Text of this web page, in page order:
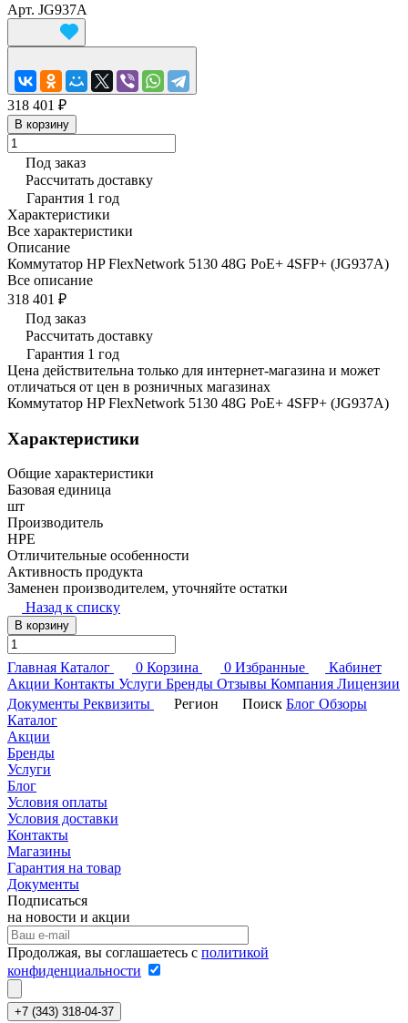
Арт. JG937A
318 401 ₽
В корзину
Под заказ
Рассчитать доставку
Гарантия 1 год
Характеристики
Все характеристики
Описание
Коммутатор HP FlexNetwork 5130 48G PoE+ 4SFP+ (JG937A)
Все описание
318 401 ₽
Под заказ
Рассчитать доставку
Гарантия 1 год
Цена действительна только для интернет-магазина и может
отличаться от цен в розничных магазинах
Коммутатор HP FlexNetwork 5130 48G PoE+ 4SFP+ (JG937A)
Характеристики
Общие характеристики
Базовая единица
шт
Производитель
HPE
Отличительные особенности
Активность продукта
Заменен производителем, уточняйте остатки
Назад к списку
В корзину
Главная Каталог 0 Корзина 0 Избранные
Кабинет
Акции Контакты Услуги Бренды Отзывы Компания Лицензии
Документы Реквизиты Регион Поиск Блог Обзоры
Каталог
Акции
Бренды
Услуги
Блог
Условия оплаты
Условия доставки
Контакты
Магазины
Гарантия на товар
Документы
Подписаться
на новости и акции
Продолжая, вы соглашаетесь с политикой
конфиденциальности
+7 (343) 318-04-37